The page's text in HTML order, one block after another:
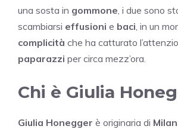
una sosta in gommone, i due sono
scambiarsi effusioni e baci, in un
complicità che ha catturato
paparazzi per circa mezz’ora.
Chi è Giulia
Giulia Honegger è originaria di